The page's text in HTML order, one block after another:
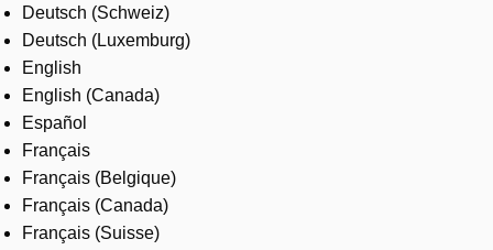
Where to buy
Contact us
Careers
Deutsch (Schweiz)
Deutsch (Luxemburg)
English
English (Canada)
Español
Français
Français (Belgique)
Français (Canada)
Français (Suisse)